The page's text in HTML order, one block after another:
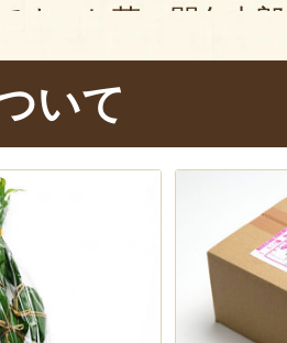
です。お茶の間久太
り、一つ一つ手作り
米も自ら栽培
生地の
餡は舌触りがなめ
いて